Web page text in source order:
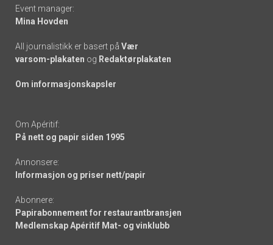
Event manager:
Mina Hovden
All journalistikk er basert på Vær
varsom-plakaten og Redaktørplakaten
Om informasjonskapsler
Om Apéritif:
På nett og papir siden 1995
Annonsere:
Informasjon og priser nett/papir
Abonnere:
Papirabonnement for restaurantbransjen
Medlemskap Apéritif Mat- og vinklubb